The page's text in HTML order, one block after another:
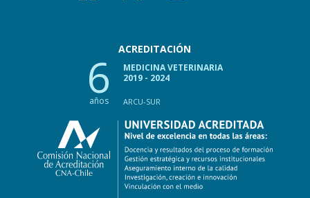
ACREDITACIÓN
6
años
MEDICINA VETERINARIA
2019 - 2024
ARCU-SUR